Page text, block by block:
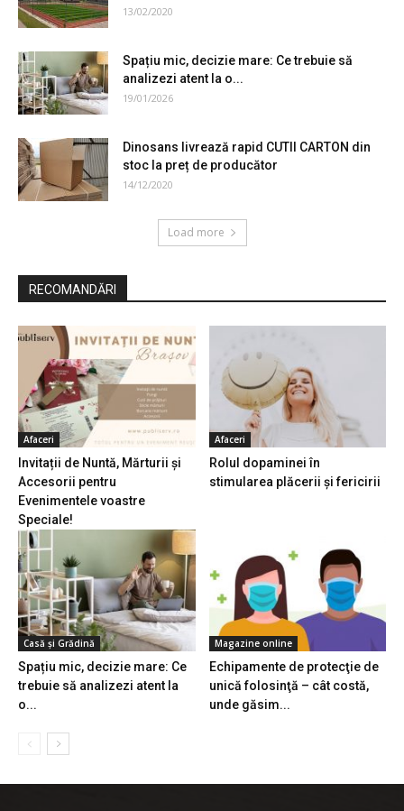
13/02/2020
Spațiu mic, decizie mare: Ce trebuie să
analizezi atent la o...
19/01/2026
Dinosans livrează rapid CUTII CARTON din
stoc la preț de producător
14/12/2020
Load more
RECOMANDĂRI
Afaceri
Invitații de Nuntă, Mărturii și
Accesorii pentru
Evenimentele voastre
Speciale!
Afaceri
Rolul dopaminei în
stimularea plăcerii și fericirii
Casă și Grădină
Spațiu mic, decizie mare: Ce
trebuie să analizezi atent la
o...
Magazine online
Echipamente de protecţie de
unică folosinţă – cât costă,
unde găsim...